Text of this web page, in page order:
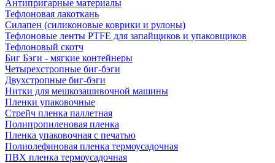
Антипригарные материалы
Тефлоновая лакоткань
Силапен (силиконовые коврики и рулоны)
Тефлоновые ленты PTFE для запайщиков и упаковщиков
Тефлоновый скотч
Биг Бэги - мягкие контейнеры
Четырехстропные биг-бэги
Двухстропные биг-бэги
Нитки для мешкозашивочной машины
Пленки упаковочные
Стрейч пленка паллетная
Полипропиленовая пленка
Пленка упаковочная с печатью
Полиолефиновая пленка термоусадочная
ПВХ пленка термоусадочная